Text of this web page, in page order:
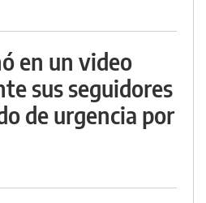
en un video
sus seguidores
de urgencia por